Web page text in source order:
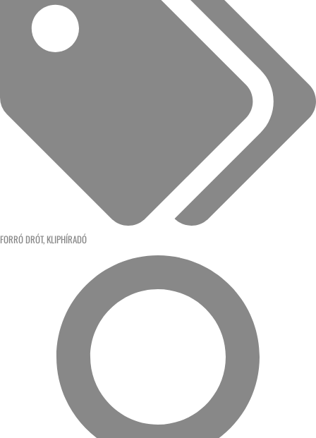
FORRÓ DRÓT, KLIPHÍRADÓ